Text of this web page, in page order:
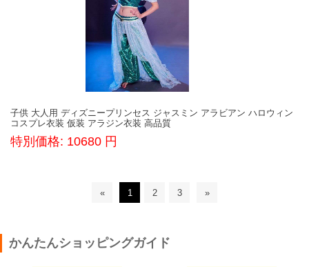
子供 大人用 ディズニープリンセス ジャスミン アラビアン ハロウィン
コスプレ衣装 仮装 アラジン衣装 高品質
特別価格: 10680 円
« 1 2 3 »
かんたんショッピングガイド